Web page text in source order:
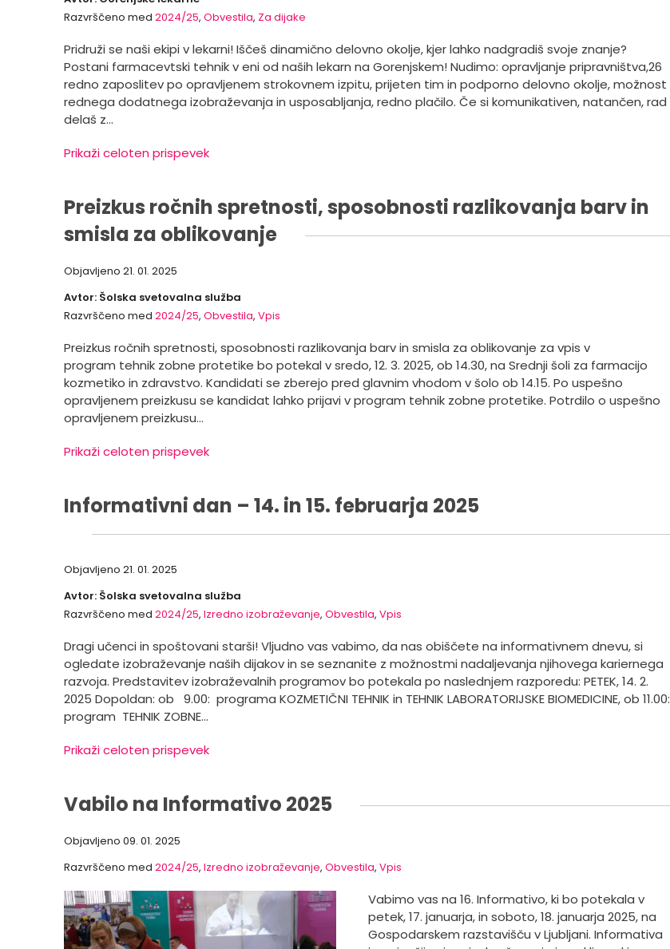
Razvrščeno med 2024/25, Obvestila, Za dijake
Pridruži se naši ekipi v lekarni! Iščeš dinamično delovno okolje, kjer lahko nadgradiš svoje znanje?
Postani farmacevtski tehnik v eni od naših lekarn na Gorenjskem! Nudimo: opravljanje pripravništva,26
redno zaposlitev po opravljenem strokovnem izpitu, prijeten tim in podporno delovno okolje, možnost
rednega dodatnega izobraževanja in usposabljanja, redno plačilo. Če si komunikativen, natančen, rad
delaš z…
Prikaži celoten prispevek
Preizkus ročnih spretnosti, sposobnosti razlikovanja barv in
smisla za oblikovanje
Objavljeno 21. 01. 2025
Avtor: Šolska svetovalna služba
Razvrščeno med 2024/25, Obvestila, Vpis
Preizkus ročnih spretnosti, sposobnosti razlikovanja barv in smisla za oblikovanje za vpis v
program tehnik zobne protetike bo potekal v sredo, 12. 3. 2025, ob 14.30, na Srednji šoli za farmacijo
kozmetiko in zdravstvo. Kandidati se zberejo pred glavnim vhodom v šolo ob 14.15. Po uspešno
opravljenem preizkusu se kandidat lahko prijavi v program tehnik zobne protetike. Potrdilo o uspešno
opravljenem preizkusu…
Prikaži celoten prispevek
Informativni dan – 14. in 15. februarja 2025
Objavljeno 21. 01. 2025
Avtor: Šolska svetovalna služba
Razvrščeno med 2024/25, Izredno izobraževanje, Obvestila, Vpis
Dragi učenci in spoštovani starši! Vljudno vas vabimo, da nas obiščete na informativnem dnevu, si
ogledate izobraževanje naših dijakov in se seznanite z možnostmi nadaljevanja njihovega kariernega
razvoja. Predstavitev izobraževalnih programov bo potekala po naslednjem razporedu: PETEK, 14. 2.
2025 Dopoldan: ob 9.00: programa KOZMETIČNI TEHNIK in TEHNIK LABORATORIJSKE BIOMEDICINE, ob 11.00:
program TEHNIK ZOBNE…
Prikaži celoten prispevek
Vabilo na Informativo 2025
Objavljeno 09. 01. 2025
Razvrščeno med 2024/25, Izredno izobraževanje, Obvestila, Vpis
Vabimo vas na 16. Informativo, ki bo potekala v
petek, 17. januarja, in soboto, 18. januarja 2025, na
Gospodarskem razstavišču v Ljubljani. Informativa